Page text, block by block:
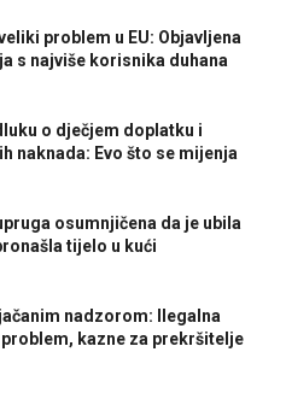
problem u EU: Objavljena
s najviše korisnika duhana
o dječjem doplatku i
naknada: Evo što se mijenja
osumnjičena da je ubila
tijelo u kući
nadzorom: Ilegalna
problem, kazne za prekršitelje